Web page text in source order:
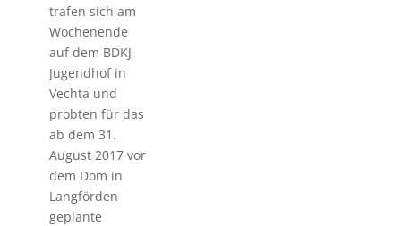
trafen sich am
Wochenende
auf dem BDKJ-
Jugendhof in
Vechta und
probten für das
ab dem 31.
August 2017 vor
dem Dom in
Langförden
geplante